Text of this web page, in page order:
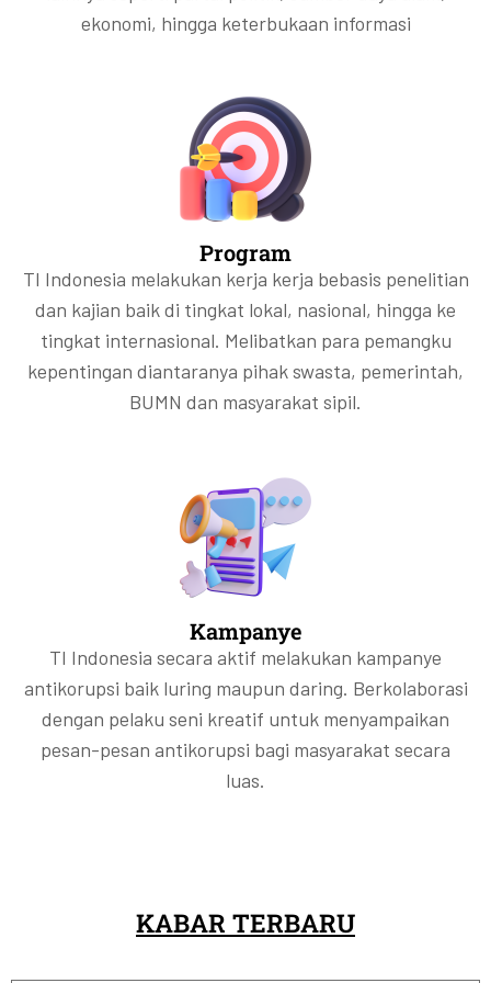
ekonomi, hingga keterbukaan informasi
Program
TI Indonesia melakukan kerja kerja bebasis penelitian
dan kajian baik di tingkat lokal, nasional, hingga ke
tingkat internasional. Melibatkan para pemangku
kepentingan diantaranya pihak swasta, pemerintah,
BUMN dan masyarakat sipil.
Kampanye
TI Indonesia secara aktif melakukan kampanye
antikorupsi baik luring maupun daring. Berkolaborasi
dengan pelaku seni kreatif untuk menyampaikan
pesan-pesan antikorupsi bagi masyarakat secara
luas.
KABAR TERBARU